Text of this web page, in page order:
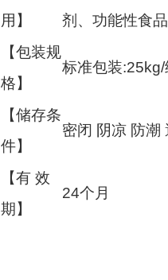
用】
剂、功能性食
【包装规
格】
标准包装
【储存条
件】
密闭 阴凉 防潮
【有 效
期】
24个月